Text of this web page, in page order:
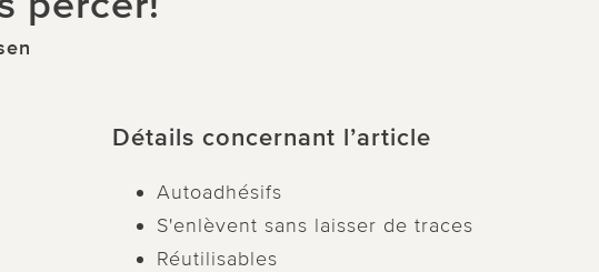
Détails concernant l’article
Autoadhésifs
S'enlèvent sans laisser de traces
Réutilisables